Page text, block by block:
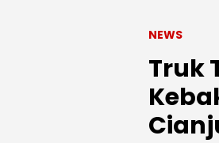
NEWS
Truk